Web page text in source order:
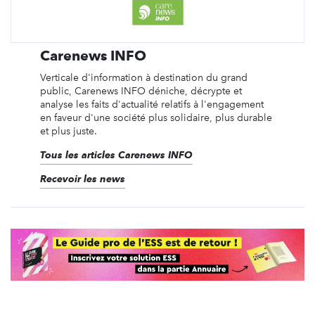
Carenews INFO
Verticale d'information à destination du grand
public, Carenews INFO déniche, décrypte et
analyse les faits d'actualité relatifs à l'engagement
en faveur d'une société plus solidaire, plus durable
et plus juste.
Tous les articles Carenews INFO
Recevoir les news